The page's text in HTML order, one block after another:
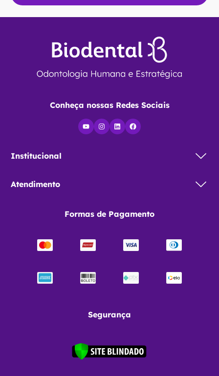
72,90
Ver Opções
Assine nossa
Conheça nossas Redes Sociais